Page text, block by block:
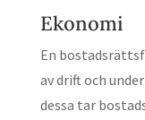
Ekonomi
En
av drift och
dessa tar